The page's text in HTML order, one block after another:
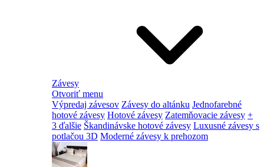
Závesy
Otvoriť menu
Výpredaj závesov Závesy do altánku Jednofarebné
hotové závesy Hotové závesy Zatemňovacie závesy +
3 ďalšie Škandinávske hotové závesy Luxusné závesy s
potlačou 3D Moderné závesy k prehozom